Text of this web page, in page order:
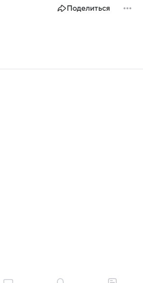
Поделиться